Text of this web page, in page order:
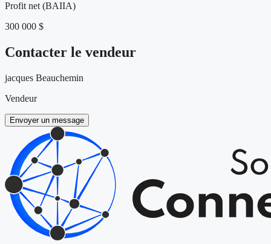
Profit net (BAIIA)
300 000 $
Contacter le vendeur
jacques Beauchemin
Vendeur
Envoyer un message